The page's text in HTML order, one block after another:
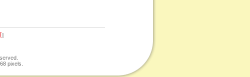
]
pixels.